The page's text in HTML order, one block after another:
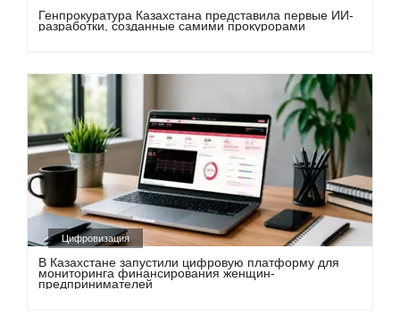
Генпрокуратура Казахстана представила первые ИИ-
разработки, созданные самими прокурорами
Цифровизация
В Казахстане запустили цифровую платформу для
мониторинга финансирования женщин-
предпринимателей